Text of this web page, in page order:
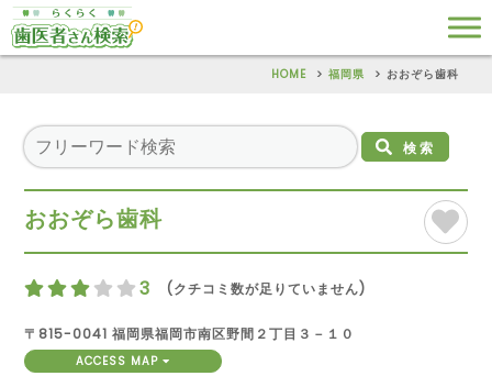
HOME 福岡県 おおぞら歯科
検索
おおぞら歯科
3 (クチコミ数が足りていません)
〒815-0041 福岡県福岡市南区野間２丁目３－１０
ACCESS MAP